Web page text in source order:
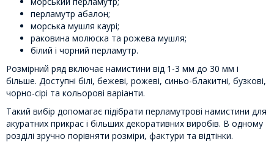
перламутр абалон;
морська мушля каурі;
раковина молюска та рожева мушля;
білий і чорний перламутр.
Розмірний ряд включає намистини від 1-3 мм до 30 мм і
більше. Доступні білі, бежеві, рожеві, синьо-блакитні, бузкові,
чорно-сірі та кольорові варіанти.
Такий вибір допомагає підібрати перламутрові намистини для
акуратних прикрас і більших декоративних виробів. В одному
розділі зручно порівняти розміри, фактури та відтінки.